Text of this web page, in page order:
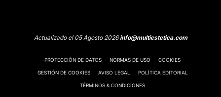
Actualizado el 05 Agosto 2026info@multiestetica.com
PROTECCIÓN DE DATOS NORMAS DE USO COOKIES
GESTIÓN DE COOKIES AVISO LEGAL POLÍTICA EDITORIAL
TÉRMINOS & CONDICIONES